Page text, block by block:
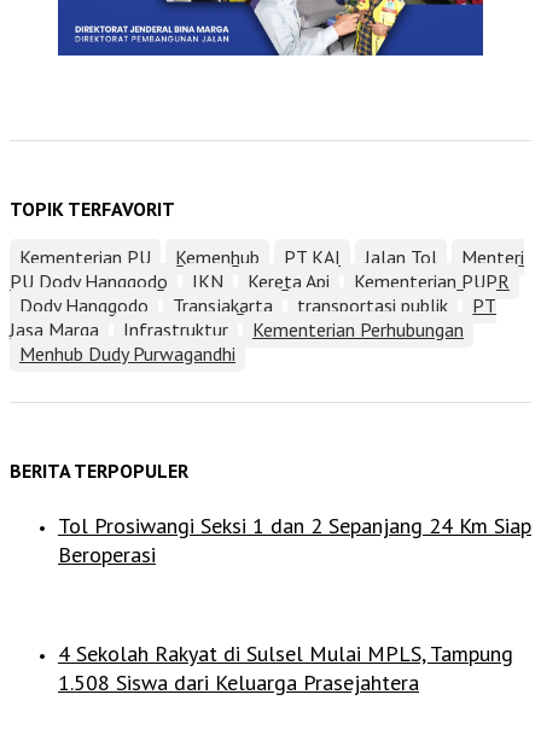
TOPIK TERFAVORIT
Kementerian PU
Kemenhub PT KAI Jalan Tol
Menteri
PU Dody Hanggodo
IKN Kereta Api
Kementerian PUPR
Dody Hanggodo
Transjakarta transportasi publik
PT
Jasa Marga
Infrastruktur
Kementerian Perhubungan
Menhub Dudy Purwagandhi
BERITA TERPOPULER
Tol Prosiwangi Seksi 1 dan 2 Sepanjang 24 Km Siap
Beroperasi
4 Sekolah Rakyat di Sulsel Mulai MPLS, Tampung
1.508 Siswa dari Keluarga Prasejahtera